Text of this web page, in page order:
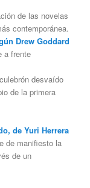
de las novelas
contemporánea.
Drew Goddard
a frente
desvaído
de la primera
de Yuri Herrera
de manifiesto la
de un